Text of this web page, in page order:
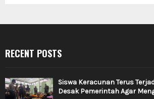
RECENT POSTS
Siswa Keracunan Terus
Desak Pemerintah Agar